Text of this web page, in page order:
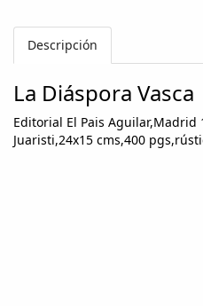
Descripción
La Diáspora Vasca
Editorial El Pais Aguilar,Madrid
Juaristi,24x15 cms,400